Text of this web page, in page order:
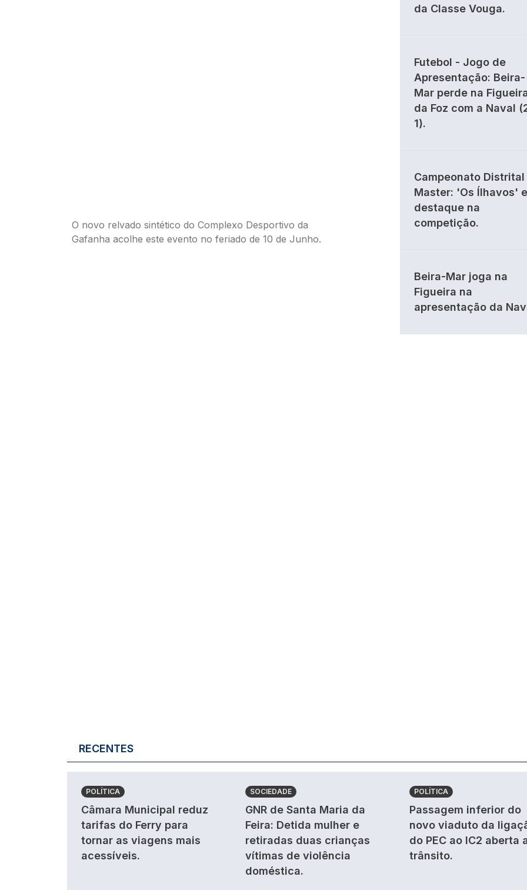
O novo relvado sintético do Complexo Desportivo da
Gafanha acolhe este evento no feriado de 10 de Junho.
da Classe Vouga.
Futebol - Jogo de
Apresentação: Beira-
Mar perde na
da Foz com a Naval
1).
Campeonato Distrital
Master: 'Os Ílhavos'
destaque na
competição.
Beira-Mar joga na
Figueira na
apresentação da
RECENTES
POLÍTICA
Câmara Municipal reduz
tarifas do Ferry para
tornar as viagens mais
acessíveis.
SOCIEDADE
GNR de Santa Maria da
Feira: Detida mulher e
retiradas duas crianças
vítimas de violência
doméstica.
POLÍTICA
Passagem inferior do
novo viaduto da
do PEC ao IC2 aberta
trânsito.